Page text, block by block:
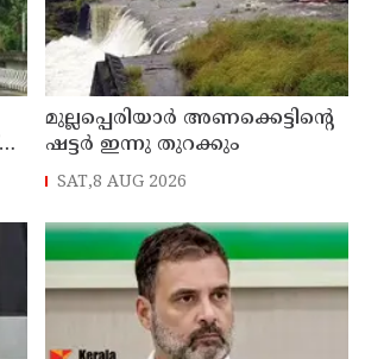
മുല്ലപ്പെരിയാര്‍ അണക്കെട്ടിന്റെ
ഷട്ടര്‍ ഇന്നു തുറക്കും
SAT,8 AUG 2026